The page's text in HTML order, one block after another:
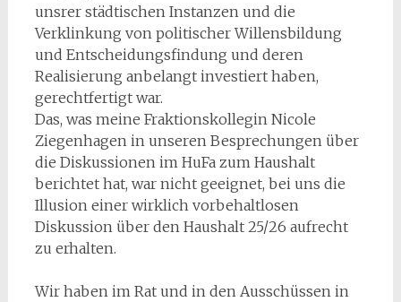
unsrer städtischen Instanzen und die
Verklinkung von politischer Willensbildung
und Entscheidungsfindung und deren
Realisierung anbelangt investiert haben,
gerechtfertigt war.
Das, was meine Fraktionskollegin Nicole
Ziegenhagen in unseren Besprechungen über
die Diskussionen im HuFa zum Haushalt
berichtet hat, war nicht geeignet, bei uns die
Illusion einer wirklich vorbehaltlosen
Diskussion über den Haushalt 25/26 aufrecht
zu erhalten.
Wir haben im Rat und in den Ausschüssen in